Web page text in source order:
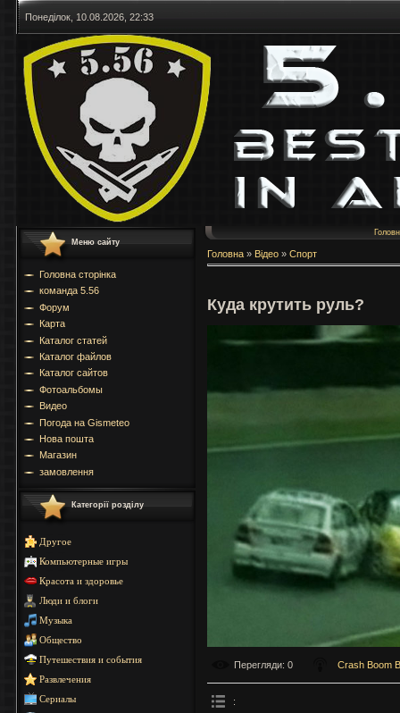
Понеділок, 10.08.2026, 22:33
Меню сайту
Головна сторінка
команда 5.56
Форум
Карта
Каталог статей
Каталог файлов
Каталог сайтов
Фотоальбомы
Видео
Погода на Gismeteo
Нова пошта
Магазин
замовлення
Категорії розділу
Другое
Компьютерные игры
Красота и здоровье
Люди и блоги
Музыка
Общество
Путешествия и события
Развлечения
Сериалы
Головна » Відео » Спорт
Куда крутить руль?
Перегляди: 0 Crash Boom
: